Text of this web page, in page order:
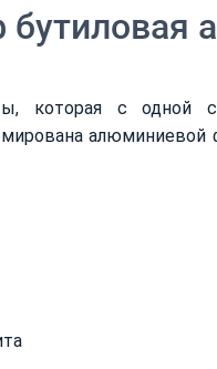
которая с одной
алюминиевой